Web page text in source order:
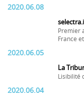
2020.06.08
Premier
France
2020.06.05
La
Lisibilité
2020.06.04